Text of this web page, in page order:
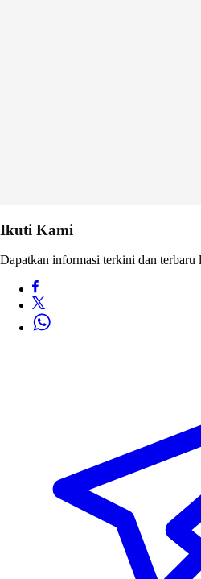
Ikuti Kami
Dapatkan informasi terkini dan terbaru